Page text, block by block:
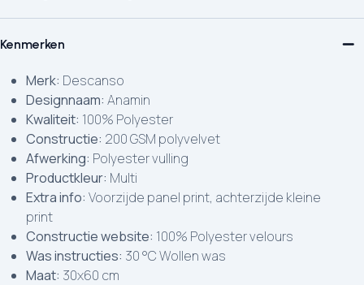
Kenmerken
Merk: Descanso
Designnaam: Anamin
Kwaliteit: 100% Polyester
Constructie: 200 GSM polyvelvet
Afwerking: Polyester vulling
Productkleur: Multi
Extra info: Voorzijde panel print, achterzijde kleine
print
Constructie website: 100% Polyester velours
Was instructies: 30 °C Wollen was
Maat: 30x60 cm